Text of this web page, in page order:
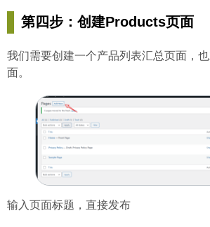
第四步：创建Products页面
我们需要创建一个产品列表汇总页面，
面。
输入页面标题，直接发布